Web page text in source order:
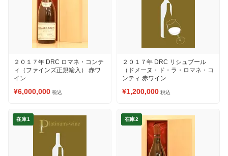
２０１７年 DRC ロマネ・コンテ
ィ（ファインズ正規輸入） 赤ワ
イン
¥6,000,000 税込
２０１７年 DRC リシュブール
（ドメーヌ・ド・ラ・ロマネ・コ
ンティ 赤ワイン
¥1,200,000 税込
在庫1 在庫2